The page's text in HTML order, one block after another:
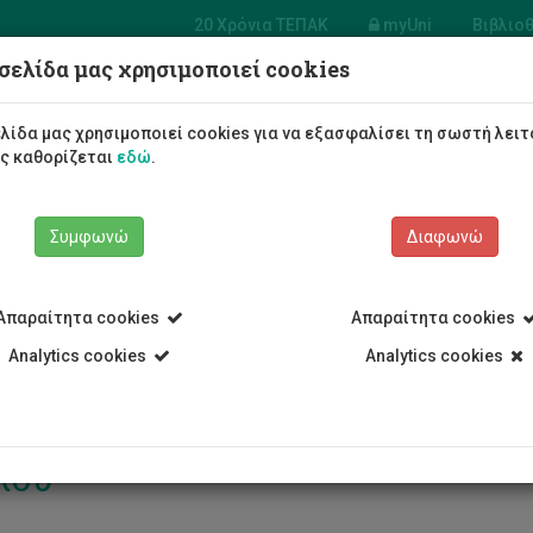
20 Χρόνια ΤΕΠΑΚ myUni
Διευθυντή
και
Φοιτητές/τριες Σπουδές
και Οικονομικών Παρασκευή
μας χρησιμοποιεί cookies
μας χρησιμοποιεί cookies για να εξασφαλίσει τη σωστή
καθορίζεται εδώ.
Συμφωνώ
cookies
Analytics cookies
Διαφωνώ
Απαραίτητα cookies
Analytics cookies